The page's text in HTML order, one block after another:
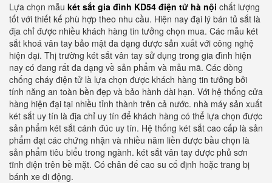
Lựa chọn mẫu két sắt gia đình KD54 điện tử hà nội chất lượng
tốt với thiết kế phù hợp theo nhu cầu. Hiện nay đại lý bán tủ sắt là
địa chỉ được nhiều khách hàng tin tưởng chọn mua. Các mẫu két
sắt khoá vân tay bảo mật đa dạng được sản xuất với công nghệ
hiện đại. Thị trường két sắt vân tay sử dụng trong gia đình hiện
nay có đang rất đa dạng về sản phẩm và mẫu mã. Các dòng
chống cháy điện tử là lựa chọn được khách hàng tin tưởng bởi
tính năng an toàn bền đẹp và bảo hành dài hạn. Với hệ thống cửa
hàng hiện đại tại nhiều tỉnh thành trên cả nước. nhà máy sản xuất
két sắt uy tín là địa chỉ uy tín để khách hàng có thể lựa chọn được
sản phẩm két sắt cánh đúc uy tín. Hệ thống két sắt cao cấp là sản
phẩm đạt các chứng nhận và nhiều năm liền được bầu chọn là
sản phẩm tiêu biểu trong ngành. két sắt vân tay được phủ sơn
tĩnh điện trên bề mặt. Có chân đế cao su cố định hoặc trang bị
bánh xe di động.